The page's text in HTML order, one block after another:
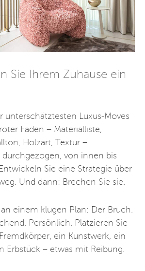
Sie Ihrem Zuhause ein
unterschätztesten Luxus-Moves
Faden – Materialliste,
Holzart, Textur –
von innen bis
Sie eine Strategie über
Und dann: Brechen Sie sie.
einem klugen Plan: Der Bruch.
Persönlich. Platzieren Sie
ein Kunstwerk, ein
Erbstück – etwas mit Reibung.